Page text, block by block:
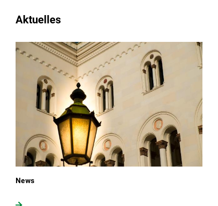
Aktuelles
News